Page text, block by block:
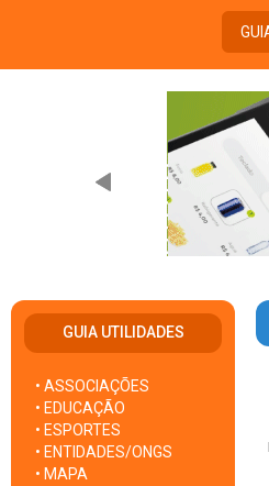
GUIA UTILIDADES
• ASSOCIAÇÕES
• EDUCAÇÃO
• ESPORTES
• ENTIDADES/ONGS
• MAPA